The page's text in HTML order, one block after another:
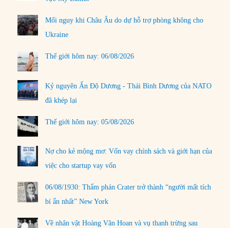
Mối nguy khi Châu Âu do dự hỗ trợ phòng không cho
Ukraine
Thế giới hôm nay: 06/08/2026
Kỷ nguyên Ấn Độ Dương - Thái Bình Dương của NATO
đã khép lại
Thế giới hôm nay: 05/08/2026
Nợ cho kẻ mộng mơ: Vốn vay chính sách và giới hạn của
việc cho startup vay vốn
06/08/1930: Thẩm phán Crater trở thành “người mất tích
bí ẩn nhất” New York
Về nhân vật Hoàng Văn Hoan và vụ thanh trừng sau